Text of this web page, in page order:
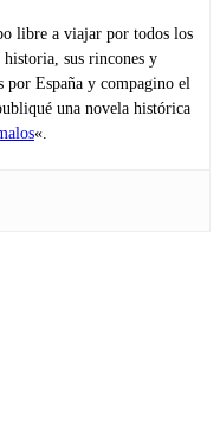
libre a viajar por todos los
historia, sus rincones y
por España y compagino el
una novela histórica
«.